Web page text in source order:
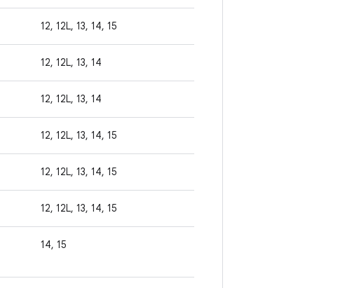
12, 12L, 13, 14, 15
12, 12L, 13, 14
12, 12L, 13, 14
12, 12L, 13, 14, 15
12, 12L, 13, 14, 15
12, 12L, 13, 14, 15
14, 15